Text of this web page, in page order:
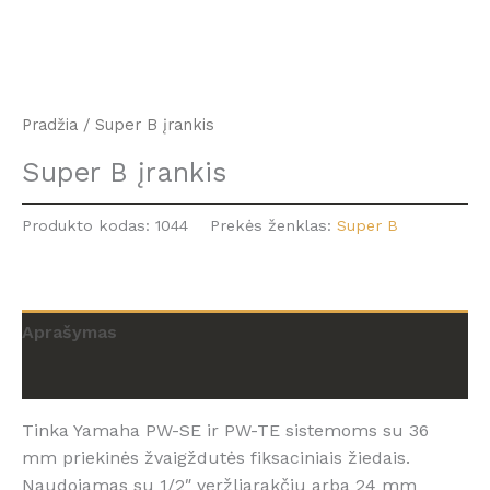
Pradžia / Super B įrankis
Super B įrankis
Produkto kodas: 1044 Prekės ženklas: Super B
Aprašymas
Tinka Yamaha PW-SE ir PW-TE sistemoms su 36
mm priekinės žvaigždutės fiksaciniais žiedais.
Naudojamas su 1/2″ veržliarakčiu arba 24 mm